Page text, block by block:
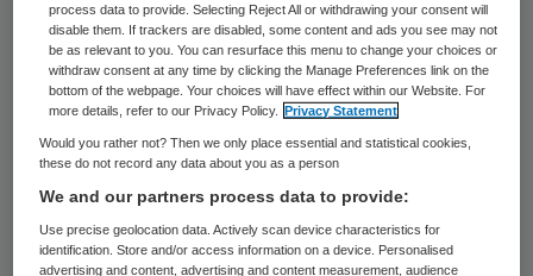
‘Keiharde eis’
Om het noodlijdende concern overeind te
houden, stelden de medisch specialisten
van het ziekenhuis zich eind juli gezamenlijk
garant voor de medefinanciering van het
sociaal plan. Met de borgstelling van de
specialisten is een bedrag van 2 miljoen
process data to provide. Selecting Reject All or withdrawing your consent will
disable them. If trackers are disabled, some content and ads you see may not
be as relevant to you. You can resurface this menu to change your choices or
withdraw consent at any time by clicking the Manage Preferences link on the
bottom of the webpage. Your choices will have effect within our Website. For
more details, refer to our Privacy Policy.
Privacy Statement
Would you rather not? Then we only place essential and statistical cookies,
these do not record any data about you as a person
We and our partners process data to provide:
Use precise geolocation data. Actively scan device characteristics for
identification. Store and/or access information on a device. Personalised
advertising and content, advertising and content measurement, audience